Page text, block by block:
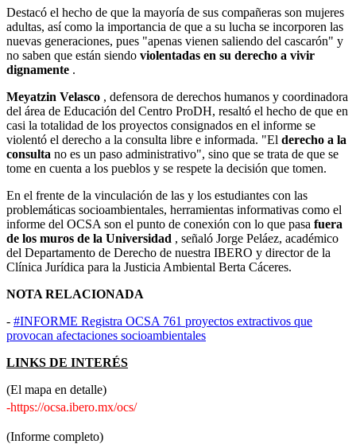
Destacó el hecho de que la mayoría de sus compañeras son mujeres
adultas, así como la importancia de que a su lucha se incorporen las
nuevas generaciones, pues "apenas vienen saliendo del cascarón" y
no saben que están siendo violentadas en su derecho a vivir
dignamente .
Meyatzin Velasco , defensora de derechos humanos y coordinadora
del área de Educación del Centro ProDH, resaltó el hecho de que en
casi la totalidad de los proyectos consignados en el informe se
violentó el derecho a la consulta libre e informada. "El derecho a la
consulta no es un paso administrativo", sino que se trata de que se
tome en cuenta a los pueblos y se respete la decisión que tomen.
En el frente de la vinculación de las y los estudiantes con las
problemáticas socioambientales, herramientas informativas como el
informe del OCSA son el punto de conexión con lo que pasa fuera
de los muros de la Universidad , señaló Jorge Peláez, académico
del Departamento de Derecho de nuestra IBERO y director de la
Clínica Jurídica para la Justicia Ambiental Berta Cáceres.
NOTA RELACIONADA
- #INFORME Registra OCSA 761 proyectos extractivos que
provocan afectaciones socioambientales
LINKS DE INTERÉS
(El mapa en detalle)
-https://ocsa.ibero.mx/ocs/
(Informe completo)